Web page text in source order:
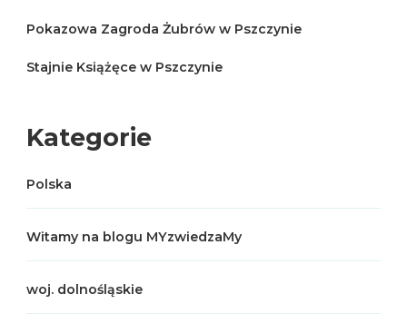
Pokazowa Zagroda Żubrów w Pszczynie
Stajnie Książęce w Pszczynie
Kategorie
Polska
Witamy na blogu MYzwiedzaMy
woj. dolnośląskie